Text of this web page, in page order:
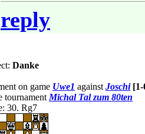
reply
Danke
on game Uwe1 against Joschi
tournament Michal Tal zum 80ten
30. Rg7